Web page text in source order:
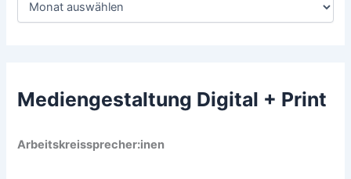
Mediengestaltung Digital + Print
Arbeitskreissprecher:inen